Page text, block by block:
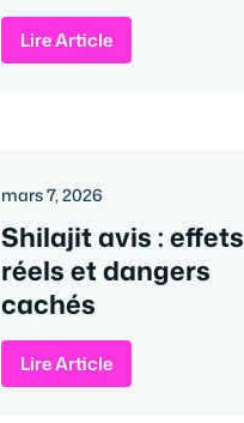
Lire Article
mars 7, 2026
Shilajit avis : effets
réels et dangers
cachés
Lire Article